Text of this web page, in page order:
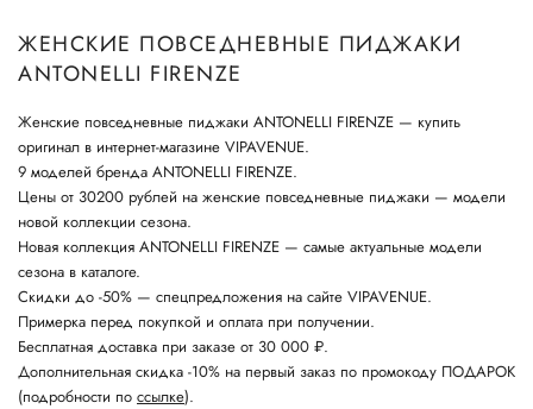
ЖЕНСКИЕ ПОВСЕДНЕВНЫЕ ПИДЖАКИ
ANTONELLI FIRENZE
Женские повседневные пиджаки ANTONELLI FIRENZE — купить
оригинал в интернет-магазине VIPAVENUE.
9 моделей бренда ANTONELLI FIRENZE.
Цены от 30200 рублей на женские повседневные пиджаки — модели
новой коллекции сезона.
Новая коллекция ANTONELLI FIRENZE — самые актуальные модели
сезона в каталоге.
Скидки до -50% — спецпредложения на сайте VIPAVENUE.
Примерка перед покупкой и оплата при получении.
Бесплатная доставка при заказе от 30 000 ₽.
Дополнительная скидка -10% на первый заказ по промокоду ПОДАРОК
(подробности по ссылке).